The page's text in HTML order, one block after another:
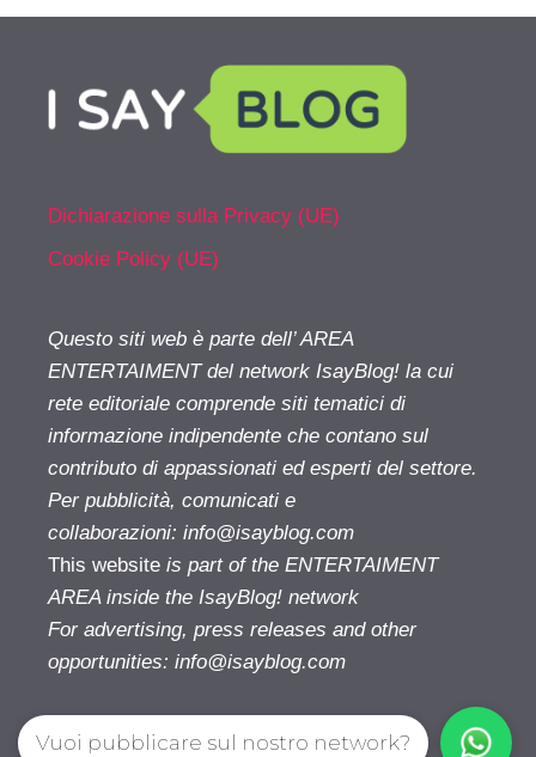
Dichiarazione sulla Privacy (UE)
Cookie Policy (UE)
Questo siti web è parte dell’ AREA
ENTERTAIMENT del network IsayBlog! la cui
rete editoriale comprende siti tematici di
informazione indipendente che contano sul
contributo di appassionati ed esperti del settore.
Per pubblicità, comunicati e
collaborazioni: info@isayblog.com
This website is part of the ENTERTAIMENT
AREA inside the IsayBlog! network
For advertising, press releases and other
opportunities: info@isayblog.com
Vuoi pubblicare sul nostro network?